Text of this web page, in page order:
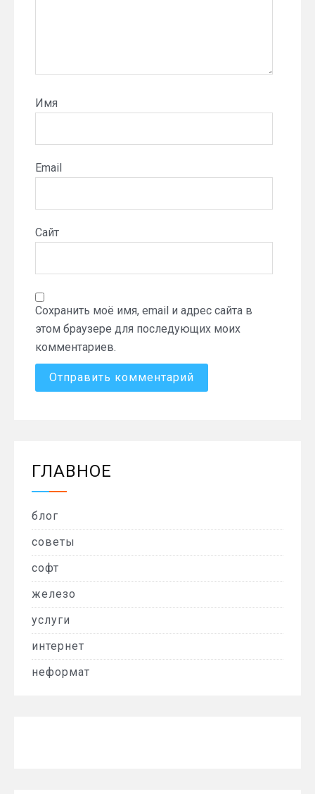
Имя
Email
Сайт
Сохранить моё имя, email и адрес сайта в
этом браузере для последующих моих
комментариев.
ГЛАВНОЕ
блог
советы
софт
железо
услуги
интернет
неформат